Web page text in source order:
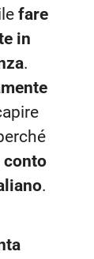
fare
in
.
conto
.